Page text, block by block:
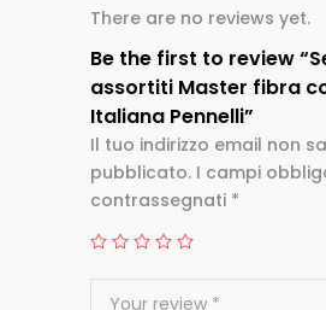
There are no reviews yet.
Be the first to review
assortiti Master fibra
Italiana Pennelli”
Il tuo indirizzo email non
pubblicato. I campi
contrassegnati *